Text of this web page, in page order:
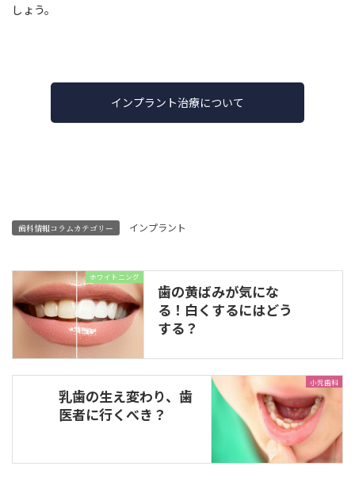
しょう。
インプラント治療について
歯科情報コラムカテゴリー インプラント
ホワイトニング
歯の黄ばみが気にな
る！白くするにはどう
する？
小児歯科
乳歯の生え変わり、歯
医者に行くべき？